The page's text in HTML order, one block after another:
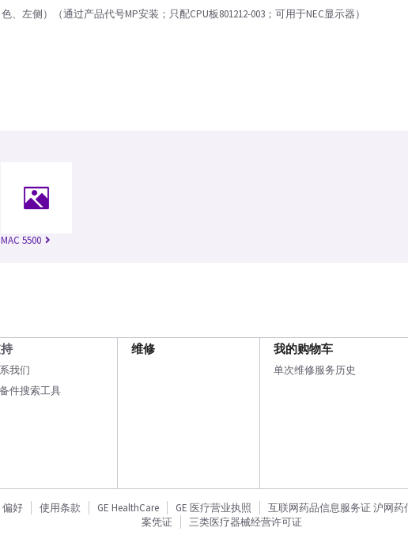
、左侧）（通过产品代号MP安装；只配CPU板801212-003；可用于NEC显示器）
MAC 5500
我们
件搜索工具
维修 我的购物车
单次维修服务历史
偏好 使用条款 GE HealthCare GE 医疗营业执照 互联网药品信息服务证 沪网药
案凭证
三类医疗器械经营许可证